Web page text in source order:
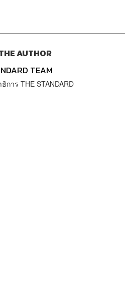
AUTHOR
TEAM
การ THE STANDARD